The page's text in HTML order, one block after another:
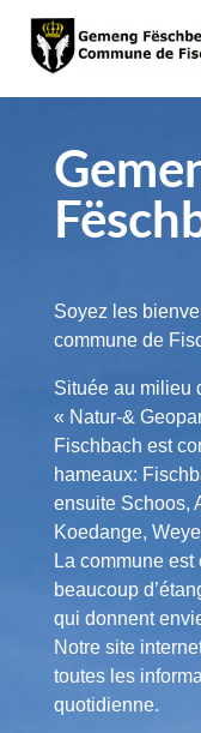
Soyez les
commune de
Située au milieu
« Natur-&
Fischbach est
hameaux:
ensuite Schoos,
Koedange,
La commune
beaucoup
qui donnent
Notre site
toutes les
quotidienne.